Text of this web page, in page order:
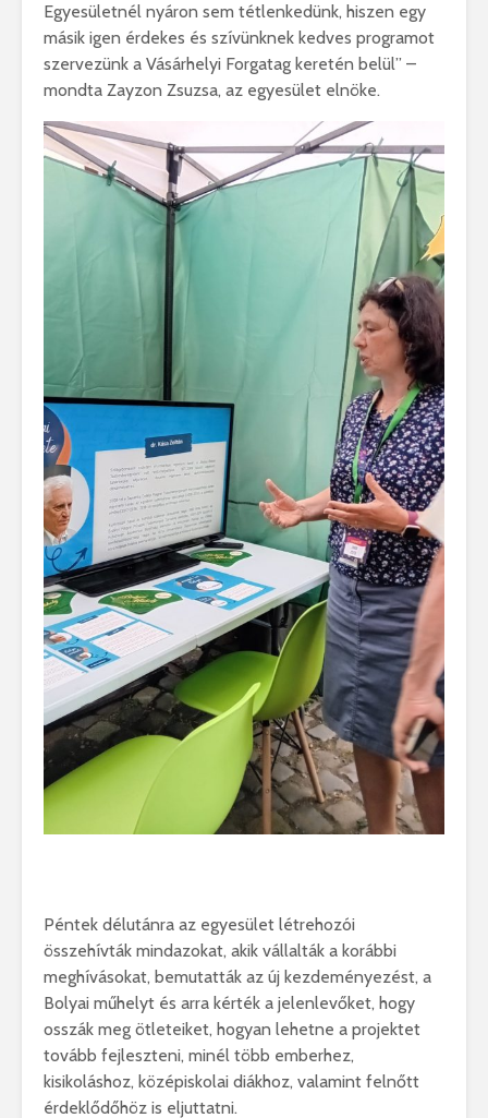
Egyesületnél nyáron sem tétlenkedünk, hiszen egy
másik igen érdekes és szívünknek kedves programot
szervezünk a Vásárhelyi Forgatag keretén belül” –
mondta Zayzon Zsuzsa, az egyesület elnöke.
Péntek délutánra az egyesület létrehozói
összehívták mindazokat, akik vállalták a korábbi
meghívásokat, bemutatták az új kezdeményezést, a
Bolyai műhelyt és arra kérték a jelenlevőket, hogy
osszák meg ötleteiket, hogyan lehetne a projektet
tovább fejleszteni, minél több emberhez,
kisikoláshoz, középiskolai diákhoz, valamint felnőtt
érdeklődőhöz is eljuttatni.